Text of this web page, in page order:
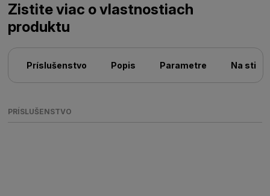
Zistite viac o vlastnostiach
produktu
Príslušenstvo Popis Parametre Na
PRÍSLUŠENSTVO